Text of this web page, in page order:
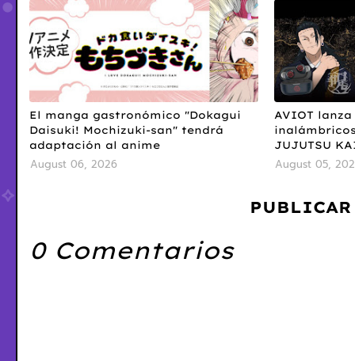
El manga gastronómico "Dokagui
Daisuki! Mochizuki-san" tendrá
adaptación al anime
August 06, 2026
AVIOT
JUJUTSU
August 05,
0 Comentarios